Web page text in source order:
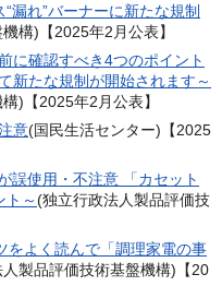
漏れ”バーナーに新たな規制
構)【2025年2月公表】
に確認すべき4つのポイント
新たな規制が開始されます～
)【2025年2月公表】
意(国民生活センター)【2025
誤使用・不注意 「カセット
ト～(独立行政法人製品評価技
をよく読んで「調理家電の事
製品評価技術基盤機構)【20